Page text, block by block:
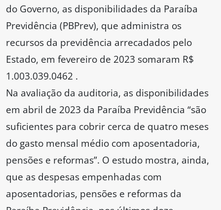
do Governo, as disponibilidades da Paraíba
Previdência (PBPrev), que administra os
recursos da previdência arrecadados pelo
Estado, em fevereiro de 2023 somaram R$
1.003.039.0462 .
Na avaliação da auditoria, as disponibilidades
em abril de 2023 da Paraíba Previdência “são
suficientes para cobrir cerca de quatro meses
do gasto mensal médio com aposentadoria,
pensões e reformas”. O estudo mostra, ainda,
que as despesas empenhadas com
aposentadorias, pensões e reformas da